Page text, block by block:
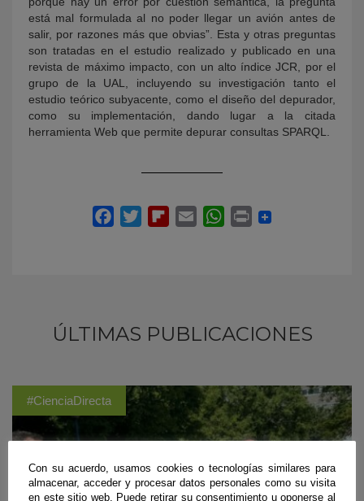
está mal formulada al no poder llegar un avión antes de
salir, por razones más que obvias”. Esta y otras preguntas
son tratadas en el estudio realizado y publicado en una
revista de máximo impacto, con un alto índice JCR, por el
grupo de la UAL, incluyendo su investigación tanto el
estudio teórico subyacente, como el diseño del depurador,
como su implementación, dando lugar a la citada
herramienta Web que permite depurar consultas SPARQL.
ÚLTIMAS PUBLICACIONES
#CienciaDirecta
Con su acuerdo, usamos cookies o tecnologías similares para
almacenar, acceder y procesar datos personales como su visita
en este sitio web. Puede retirar su consentimiento u oponerse al